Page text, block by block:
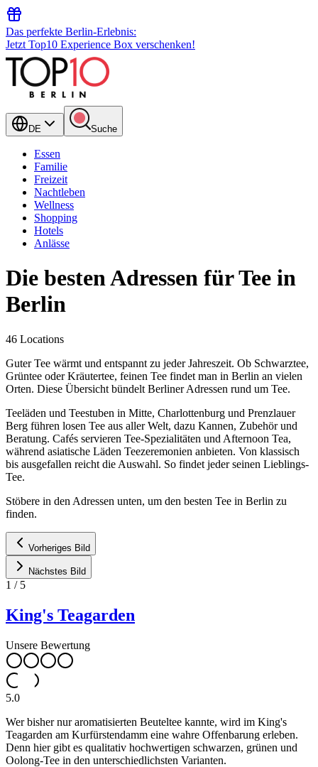
Das perfekte Berlin-Erlebnis:
Jetzt Top10 Experience Box verschenken!
DE Suche
Essen
Familie
Freizeit
Nachtleben
Wellness
Shopping
Hotels
Anlässe
Die besten Adressen für Tee in
Berlin
46 Locations
Guter Tee wärmt und entspannt zu jeder Jahreszeit. Ob Schwarztee,
Grüntee oder Kräutertee, feinen Tee findet man in Berlin an vielen
Orten. Diese Übersicht bündelt Berliner Adressen rund um Tee.
Teeläden und Teestuben in Mitte, Charlottenburg und Prenzlauer
Berg führen losen Tee aus aller Welt, dazu Kannen, Zubehör und
Beratung. Cafés servieren Tee-Spezialitäten und Afternoon Tea,
während asiatische Läden Teezeremonien anbieten. Von klassisch
bis ausgefallen reicht die Auswahl. So findet jeder seinen Lieblings-
Tee.
Stöbere in den Adressen unten, um den besten Tee in Berlin zu
finden.
Vorheriges Bild
Nächstes Bild
1 / 5
King's Teagarden
Unsere Bewertung
5.0
Wer bisher nur aromatisierten Beuteltee kannte, wird im King's
Teagarden am Kurfürstendamm eine wahre Offenbarung erleben.
Denn hier gibt es qualitativ hochwertigen schwarzen, grünen und
Oolong-Tee in den unterschiedlichsten Varianten.